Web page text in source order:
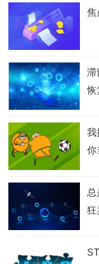
焦
滞
恢
我
你
总
狂